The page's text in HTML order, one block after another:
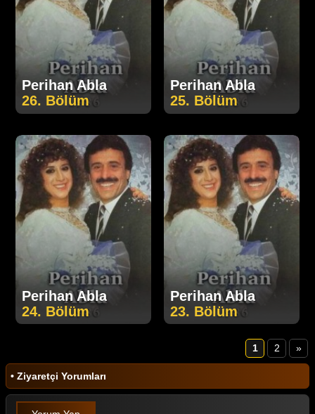
Perihan Abla
26. Bölüm
Perihan Abla
25. Bölüm
Perihan Abla
24. Bölüm
Perihan Abla
23. Bölüm
1 2 »
• Ziyaretçi Yorumları